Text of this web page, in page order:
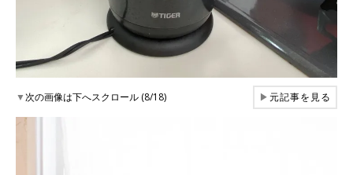
▼次の画像は下へスクロール (8/18) ▶元記事を見る